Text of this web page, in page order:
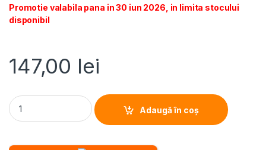
Promotie valabila pana in 30 iun 2026, in limita stocului
disponibil
147,00 lei
APARAT DE GATIT CU ABURI HEINNER ONE STEAM
Adaugă în coș